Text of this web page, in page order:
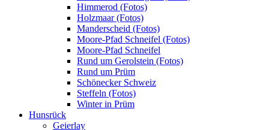
Himmerod (Fotos)
Holzmaar (Fotos)
Manderscheid (Fotos)
Moore-Pfad Schneifel (Fotos)
Moore-Pfad Schneifel
Rund um Gerolstein (Fotos)
Rund um Prüm
Schönecker Schweiz
Steffeln (Fotos)
Winter in Prüm
Hunsrück
Geierlay